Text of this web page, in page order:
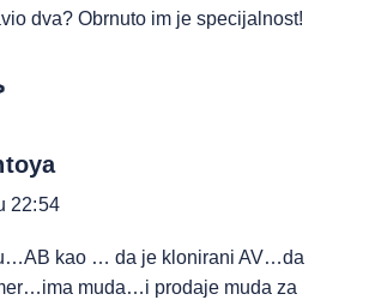
dva? Obrnuto im je specijalnost!
22:54
kao … da je klonirani AV…da
muda…i prodaje muda za